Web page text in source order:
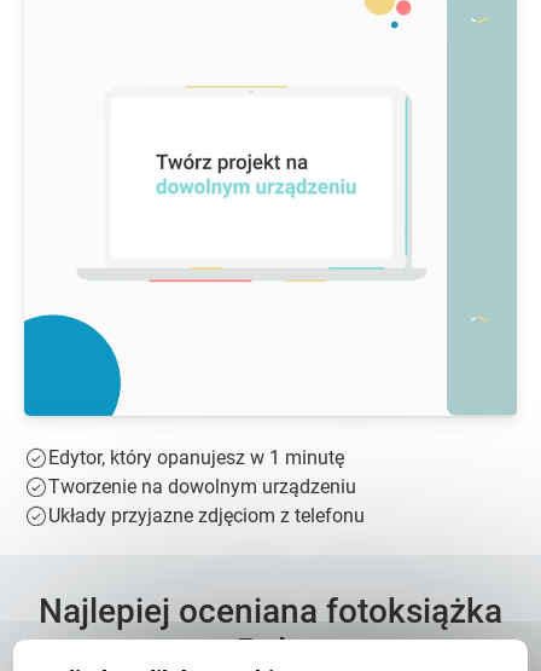
Edytor, który opanujesz w 1 minutę
Tworzenie na dowolnym urządzeniu
Układy przyjazne zdjęciom z telefonu
Najlepiej oceniana fotoksiążka
w Polsce